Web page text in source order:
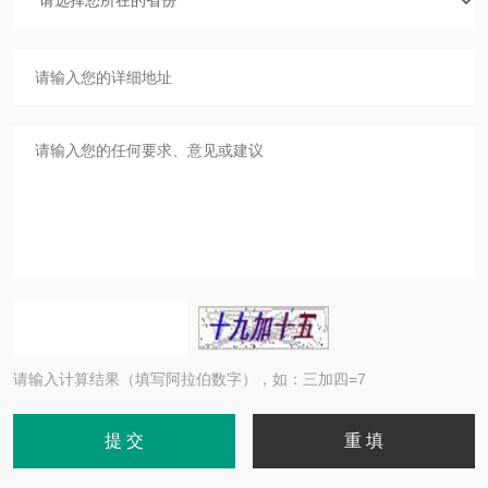
请输入计算结果（填写阿拉伯数字），如：三加四=7